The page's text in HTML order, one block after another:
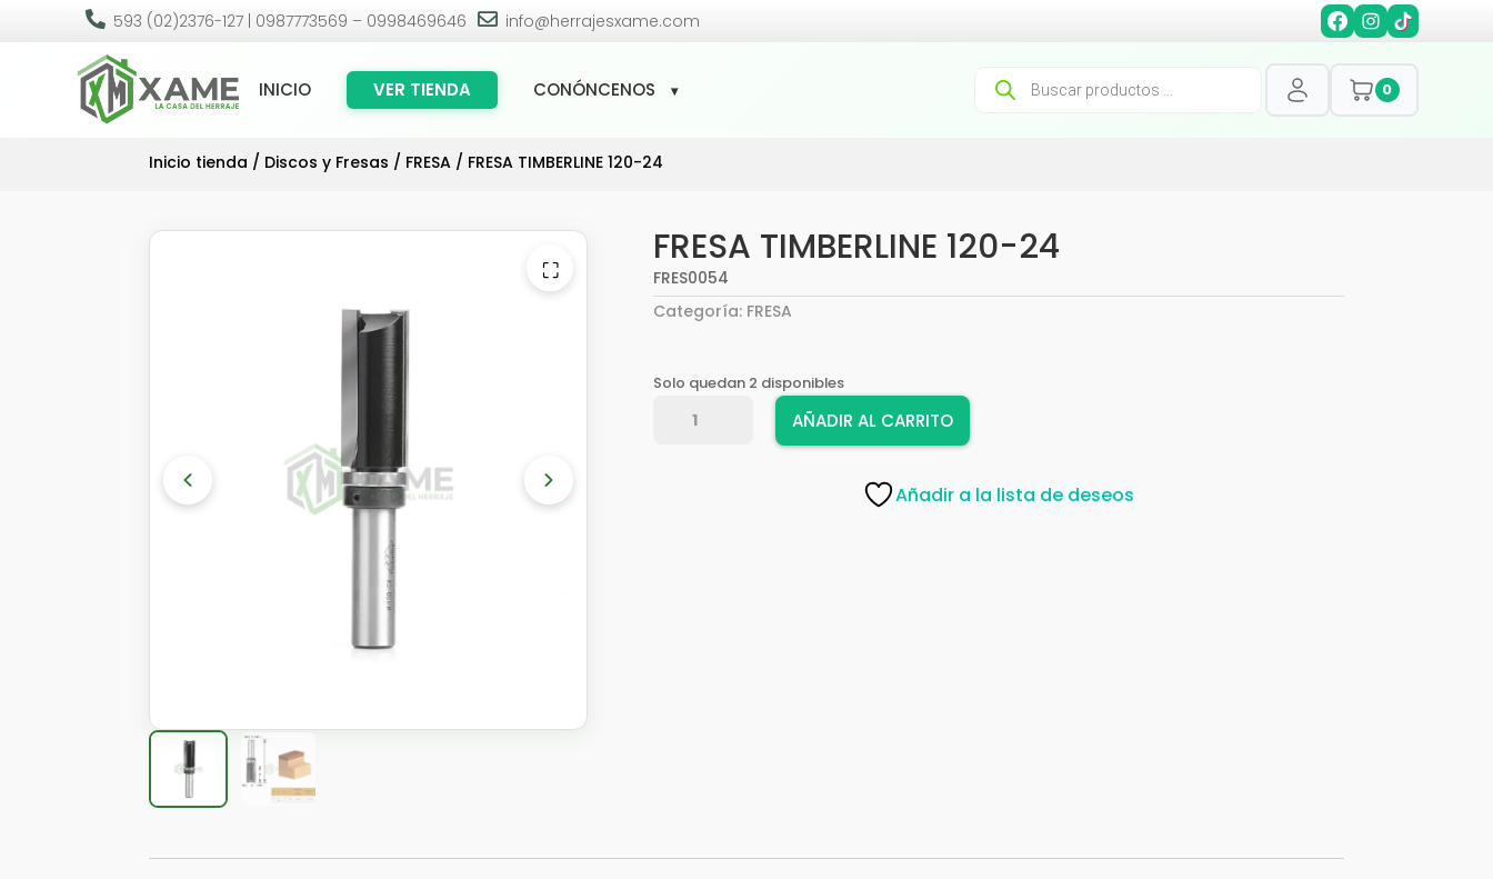
 593 (02)2376-127 | 0987773569 – 0998469646  info@herrajesxame.com
INICIO VER TIENDA CONÓNCENOS
Búsqueda
productos
0
Inicio tienda / Discos y Fresas / FRESA / FRESA TIMBERLINE 120-24
⛶ FRESA TIMBERLINE 120-24
FRES0054
Categoría: FRESA
Solo quedan 2 disponibles
TIMBERLINE
AÑADIR AL CARRITO
Añadir a la lista de deseos